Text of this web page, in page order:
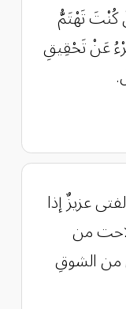
كُنْتَ تَهْتَمُّ
عَنْ تَحْقِيقِ
‏عزيزٌ إذا
من
من الشوقِ